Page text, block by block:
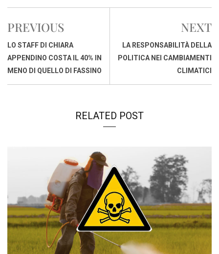
c
b
o
o
k
a
s
A
p
p
n
d
I
n
r
s
a
p
i
n
i
PREVIOUS
LO STAFF DI CHIARA
APPENDINO COSTA IL 40% IN
MENO DI QUELLO DI FASSINO
NEXT
LA RESPONSABILITÀ DELLA
POLITICA NEI CAMBIAMENTI
CLIMATICI
RELATED POST